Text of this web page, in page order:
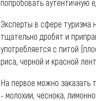
попробовать аутентичную
Эксперты в сфере туризма
тщательно дробят и
употребляется с питой
риса, черной и красной
На первое можно заказать
- молохии, чеснока,